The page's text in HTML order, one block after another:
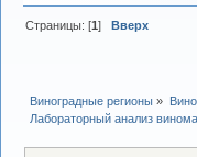
Страницы: [1] Вверх
Виноградные регионы »
Лабораторный анализ